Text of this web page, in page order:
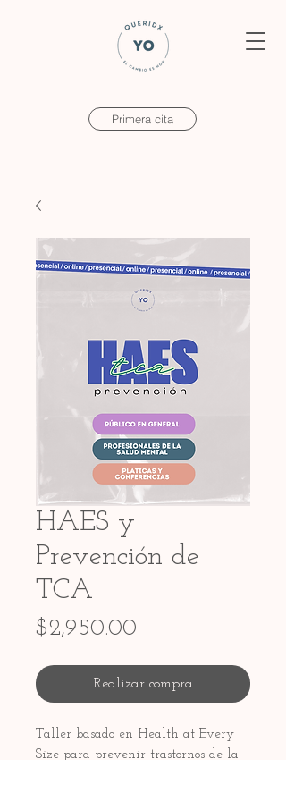
Primera cita
HAES y
Prevención de
TCA
$2,950.00
Realizar compra
Taller basado en Health at Every
Size para prevenir trastornos de la